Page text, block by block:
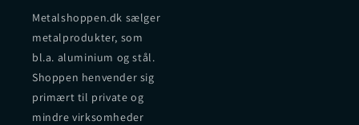
Metalshoppen.dk sælger
metalprodukter, som
bl.a. aluminium og stål.
Shoppen henvender sig
primært til private og
mindre virksomheder